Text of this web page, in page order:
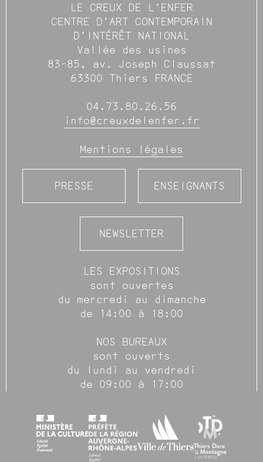
LE CREUX DE L’ENFER
CENTRE D’ART CONTEMPORAIN
D’INTÉRÊT NATIONAL
Vallée des usines
83-85, av. Joseph Claussat
63300 Thiers FRANCE
04.73.80.26.56
info@creuxdelenfer.fr
Mentions légales
PRESSE ENSEIGNANTS
NEWSLETTER
LES EXPOSITIONS
sont ouvertes
du mercredi au dimanche
de 14:00 à 18:00
NOS BUREAUX
sont ouverts
du lundi au vendredi
de 09:00 à 17:00